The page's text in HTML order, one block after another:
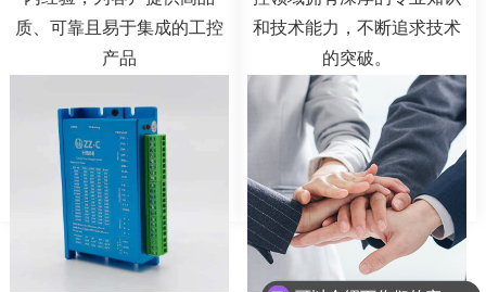
质、可靠且易于集成的工控
产品
和技术能力，不断追求技术
的突破。